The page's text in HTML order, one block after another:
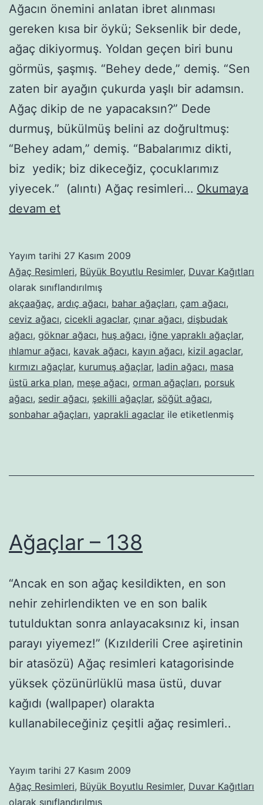
Ağacın önemini anlatan ibret alınması
gereken kısa bir öykü; Seksenlik bir dede,
ağaç dikiyormuş. Yoldan geçen biri bunu
görmüs, şaşmış. “Behey dede,” demiş. “Sen
zaten bir ayağın çukurda yaşlı bir adamsın.
Ağaç dikip de ne yapacaksın?” Dede
durmuş, bükülmüş belini az doğrultmuş:
“Behey adam,” demiş. “Babalarımız dikti,
biz yedik; biz dikeceğiz, çocuklarımız
yiyecek.” (alıntı) Ağaç resimleri… Okumaya
devam etAğaçlar
Yayım tarihi 27 Kasım 2009
Ağaç Resimleri, Büyük Boyutlu Resimler, Duvar Kağıtları
olarak sınıflandırılmış
akçaağaç, ardıç ağacı, bahar ağaçları, çam ağacı,
ceviz ağacı, cicekli agaclar, çınar ağacı, dişbudak
ağacı, göknar ağacı, huş ağacı, iğne yapraklı ağaçlar,
ıhlamur ağacı, kavak ağacı, kayın ağacı, kizil agaclar,
kırmızı ağaçlar, kurumuş ağaçlar, ladin ağacı, masa
üstü arka plan, meşe ağacı, orman ağaçları, porsuk
ağacı, sedir ağacı, şekilli ağaçlar, söğüt ağacı,
sonbahar ağaçları, yaprakli agaclar ile etiketlenmiş
Ağaçlar – 138
“Ancak en son ağaç kesildikten, en son
nehir zehirlendikten ve en son balik
tutulduktan sonra anlayacaksınız ki, insan
parayı yiyemez!” (Kızılderili Cree aşiretinin
bir atasözü) Ağaç resimleri katagorisinde
yüksek çözünürlüklü masa üstü, duvar
kağıdı (wallpaper) olarakta
kullanabileceğiniz çeşitli ağaç resimleri..
Yayım tarihi 27 Kasım 2009
Ağaç Resimleri, Büyük Boyutlu Resimler, Duvar Kağıtları
olarak sınıflandırılmış